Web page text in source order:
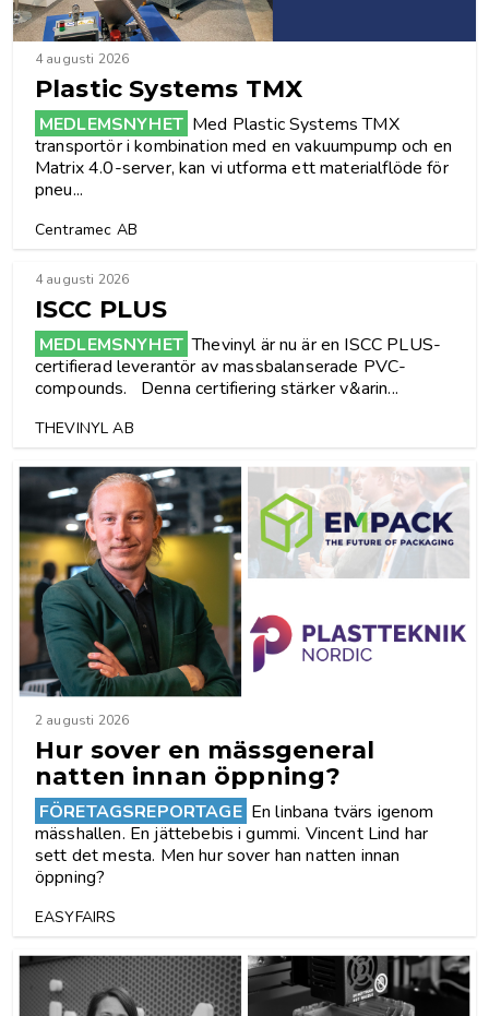
4 augusti 2026
Plastic Systems TMX
MEDLEMSNYHET Med Plastic Systems TMX
transportör i kombination med en vakuumpump och en
Matrix 4.0-server, kan vi utforma ett materialflöde för
pneu...
Centramec AB
4 augusti 2026
ISCC PLUS
MEDLEMSNYHET Thevinyl är nu är en ISCC PLUS-
certifierad leverantör av massbalanserade PVC-
compounds. Denna certifiering stärker v&arin...
THEVINYL AB
2 augusti 2026
Hur sover en mässgeneral
natten innan öppning?
FÖRETAGSREPORTAGE En linbana tvärs igenom
mässhallen. En jättebebis i gummi. Vincent Lind har
sett det mesta. Men hur sover han natten innan
öppning?
EASYFAIRS